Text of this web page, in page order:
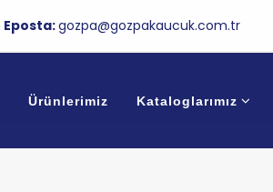
Eposta:gozpa@gozpakaucuk.com.tr
Ürünlerimiz Kataloglarımız